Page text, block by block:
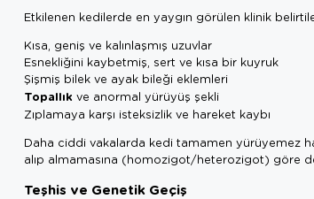
Etkilenen kedilerde en yaygın görülen klinik
Kısa, geniş ve kalınlaşmış uzuvlar
Esnekliğini kaybetmiş, sert ve kısa bir kuyruk
Şişmiş bilek ve ayak bileği eklemleri
Topallık ve anormal yürüyüş şekli
Zıplamaya karşı isteksizlik ve hareket kaybı
Daha ciddi vakalarda kedi tamamen yürüyemez
alıp almamasına (homozigot/heterozigot) göre
Teşhis ve Genetik Geçiş